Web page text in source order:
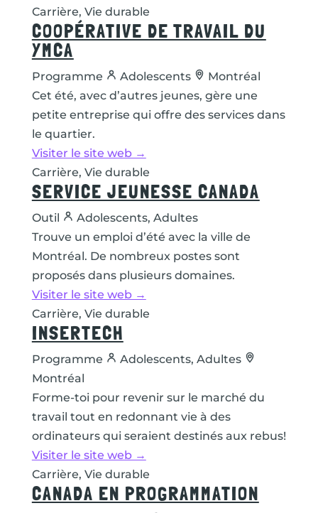
Carrière, Vie durable
COOPÉRATIVE DE TRAVAIL DU
YMCA
Programme Adolescents
Montréal
Cet été, avec d’autres jeunes, gère une
petite entreprise qui offre des services dans
le quartier.
Visiter le site web →
Carrière, Vie durable
SERVICE JEUNESSE CANADA
Outil
Adolescents, Adultes
Trouve un emploi d’été avec la ville de
Montréal. De nombreux postes sont
proposés dans plusieurs domaines.
Visiter le site web →
Carrière, Vie durable
INSERTECH
Programme
Adolescents, Adultes
Montréal
Forme-toi pour revenir sur le marché du
travail tout en redonnant vie à des
ordinateurs qui seraient destinés aux rebus!
Visiter le site web →
Carrière, Vie durable
CANADA EN PROGRAMMATION